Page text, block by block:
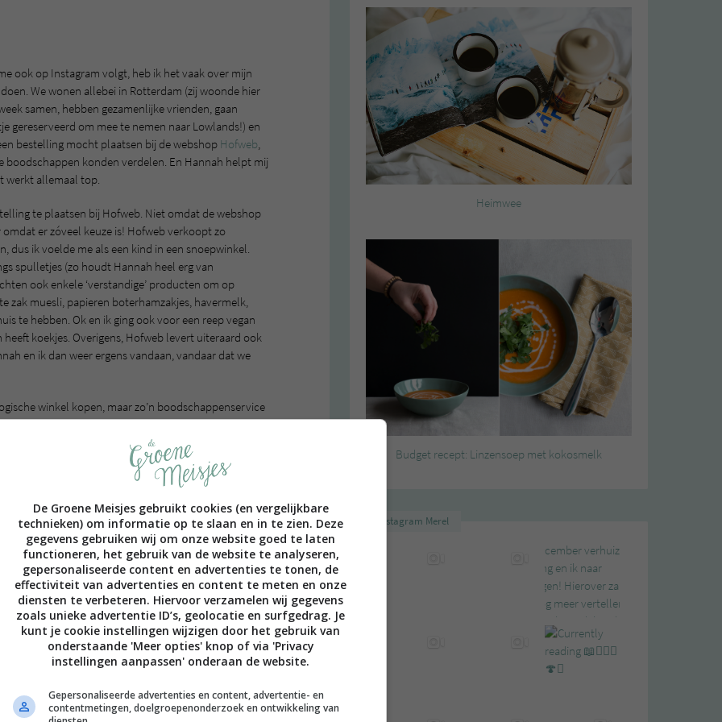
ook op Instagram volgt, heb ik het vaak over mijn
We wonen allebei in Rotterdam (zij woonde hier
samen, hebben gezamenlijke vrienden, gaan
gereserveerd om mee te nemen naar Lowlands!) en
bestelling mocht plaatsen bij de webshop Hofweb,
boodschappen konden verdelen. En Hannah helpt mij
werkt allemaal top.
te plaatsen bij Hofweb. Niet omdat de webshop
er zóveel keuze is! Hofweb verkoopt zo
ik voelde me als een kind in een snoepwinkel.
spulletjes (zo houdt Hannah heel erg van
ook enkele ‘verstandige’ producten om op
zak muesli, papieren boterhamzakjes, havermelk,
te hebben. Ok en ik ging ook voor een reep vegan
koekjes. Overigens, Hofweb levert uiteraard ook
en ik dan weer ergens vandaan, vandaar dat we
winkel kopen, maar zo’n boodschappenservice
op zaterdagochtend geleverd, toen
ik gewoon alleen maar de deur open hoefde te
zien of jouw favoriete biologische producten er ook
Heimwee
Budget recept: Linzensoep met kokosmelk
Instagram Merel
De Groene Meisjes gebruikt cookies (en vergelijkbare
technieken) om informatie op te slaan en in te zien. Deze
gegevens gebruiken wij om onze website goed te laten
functioneren, het gebruik van de website te analyseren,
gepersonaliseerde content en advertenties te tonen, de
effectiviteit van advertenties en content te meten en onze
diensten te verbeteren. Hiervoor verzamelen wij gegevens
zoals unieke advertentie ID’s, geolocatie en surfgedrag. Je
kunt je cookie instellingen wijzigen door het gebruik van
onderstaande 'Meer opties' knop of via 'Privacy
instellingen aanpassen' onderaan de website.
Gepersonaliseerde advertenties en content, advertentie- en
contentmetingen, doelgroepenonderzoek en ontwikkeling van